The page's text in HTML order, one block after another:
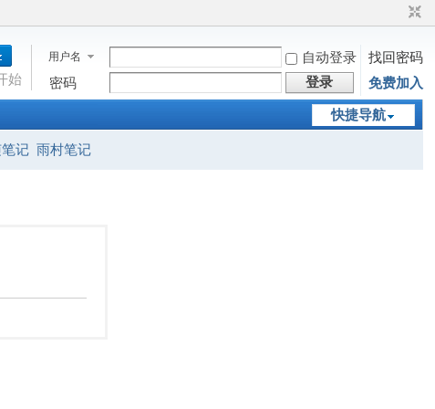
用户名 自动登录
找回密码
密码
登录 免费加入
始
快捷导航
记 雨村笔记